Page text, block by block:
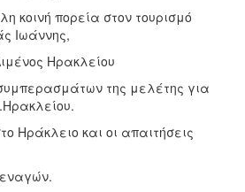
κοινή πορεία στον τουρισμό
Ιωάννης,
Ηρακλείου
της μελέτης για
Ηράκλειο και οι απαιτήσεις